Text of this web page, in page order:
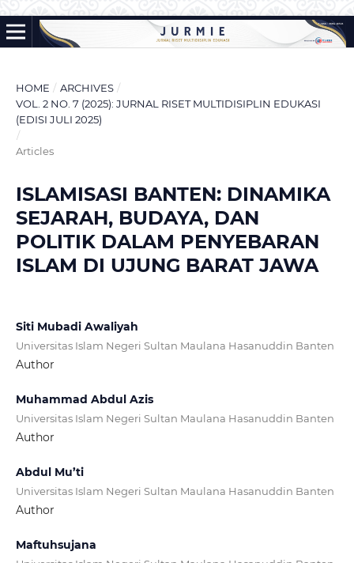
HOME / ARCHIVES /
VOL. 2 NO. 7 (2025): JURNAL RISET MULTIDISIPLIN EDUKASI
(EDISI JULI 2025)
/
Articles
ISLAMISASI BANTEN: DINAMIKA
SEJARAH, BUDAYA, DAN
POLITIK DALAM PENYEBARAN
ISLAM DI UJUNG BARAT JAWA
Siti Mubadi Awaliyah
Universitas Islam Negeri Sultan Maulana Hasanuddin Banten
Author
Muhammad Abdul Azis
Universitas Islam Negeri Sultan Maulana Hasanuddin Banten
Author
Abdul Mu’ti
Universitas Islam Negeri Sultan Maulana Hasanuddin Banten
Author
Maftuhsujana